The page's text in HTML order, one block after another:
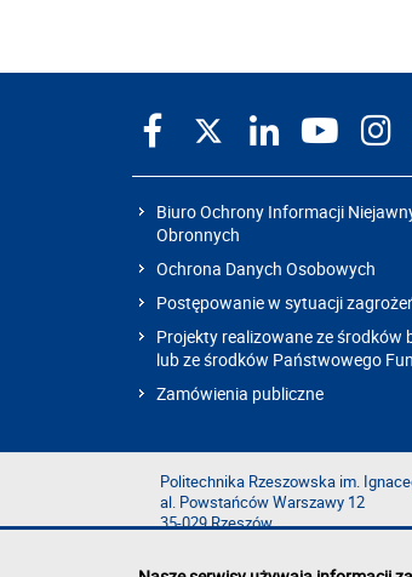
Biuro Ochrony Informacji
Obronnych
Ochrona Danych Osobowych
Postępowanie w sytuacji
Projekty realizowane ze środków
lub ze środków Państwowego
Zamówienia publiczne
Politechnika Rzeszowska im.
al. Powstańców Warszawy 12
35-029 Rzeszów